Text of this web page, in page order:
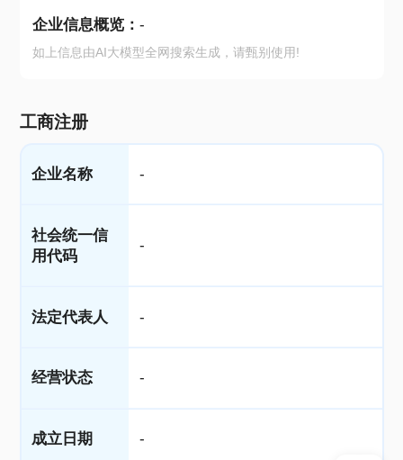
企业信息概览： -
如上信息由AI大模型全网搜索生成，请甄别使用!
工商注册
企业名称 -
社会统一信
用代码
-
法定代表人 -
经营状态 -
成立日期 -